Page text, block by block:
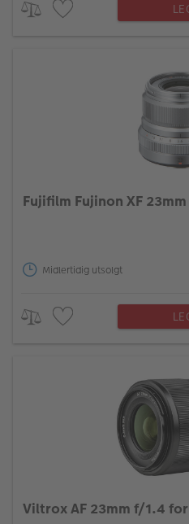
Fujifilm Fujinon XF
Midlertidig utsolgt
Viltrox AF 23mm f/1.4